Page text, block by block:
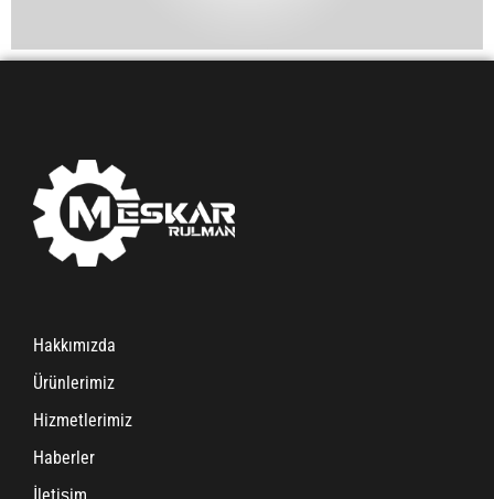
Hakkımızda
Ürünlerimiz
Hizmetlerimiz
Haberler